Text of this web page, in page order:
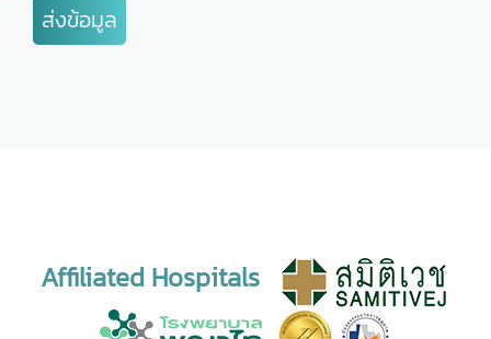
ส่งข้อมูล
Affiliated Hospitals